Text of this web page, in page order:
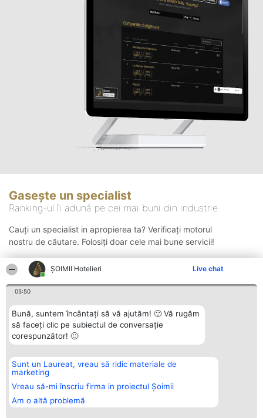
ȘOIMII Hotelieri Live chat
05:50
Bună, suntem încântați să vă ajutăm! 🙂 Vă rugăm
să faceți clic pe subiectul de conversație
corespunzător! 🙂
Sunt un Laureat, vreau să ridic materiale de
marketing
Vreau să-mi înscriu firma in proiectul Șoimii
Am o altă problemă
Gasește un specialist
Ranking-ul îi adună pe cei mai buni din industrie
Cauți un specialist in apropierea ta? Verificați motorul
nostru de căutare. Folosiți doar cele mai bune servicii!
Organizator Ranking
BRIGHT SOLUTIONS BR SRL
Aleea Timisul De Sus 2 Bl. A30
Sc. A Et. 4 Ap. 13 Cod 061952
București
CUI 36737675
Plebiscyt
Lista Tuturor
Laureaților
Statut
Contact